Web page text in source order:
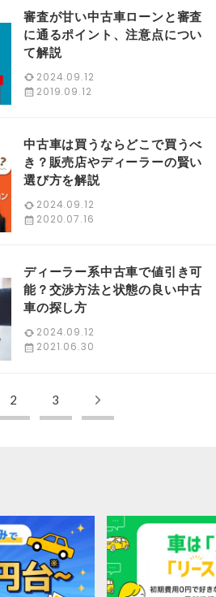
審査が甘い中古車ローンと審査
に通るポイント、注意点につい
て解説
2024.09.12
2019.09.12
中古車は買うならどこで買うべ
き？販売店やディーラーの賢い
選び方を解説
2024.09.12
2020.07.16
ディーラー系中古車で値引き可
能？交渉方法と状態の良い中古
車の探し方
2024.09.12
2021.06.30
2 3